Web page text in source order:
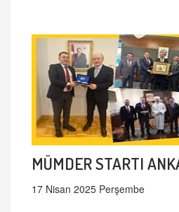
MÜMDER STARTI
17 Nisan 2025 Perşembe